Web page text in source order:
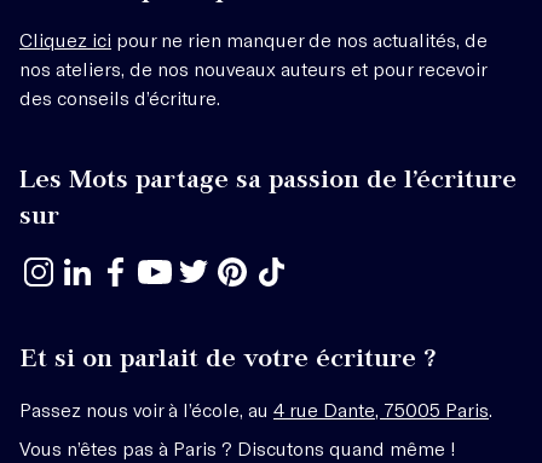
Cliquez ici pour ne rien manquer de nos actualités, de
nos ateliers, de nos nouveaux auteurs et pour recevoir
des conseils d’écriture.
Les Mots partage sa passion de l’écriture
sur
Et si on parlait de votre écriture ?
Passez nous voir à l’école, au 4 rue Dante, 75005 Paris
Vous n’êtes pas à Paris ? Discutons quand même !